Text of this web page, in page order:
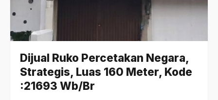
Dijual Ruko Percetakan Negara,
Strategis, Luas 160 Meter, Kode
:21693 Wb/Br